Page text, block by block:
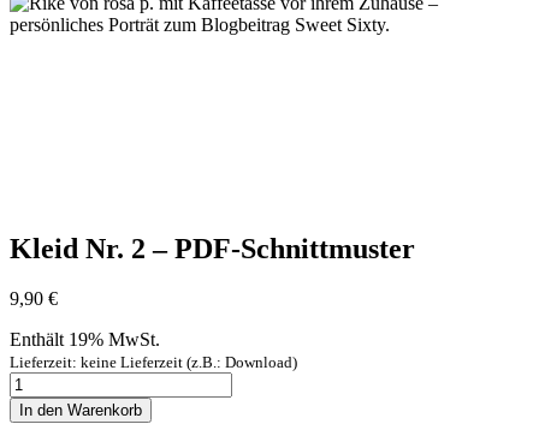
Kleid Nr. 2 – PDF-Schnittmuster
9,90 €
Enthält 19% MwSt.
Lieferzeit: keine Lieferzeit (z.B.: Download)
Kleid
Nr.In den Warenkorb